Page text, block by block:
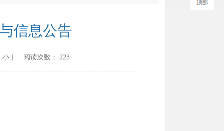
信息公告
小] 阅读次数： 223